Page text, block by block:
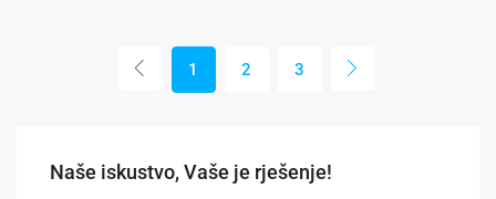
1 2 3
Naše iskustvo, Vaše je rješenje!